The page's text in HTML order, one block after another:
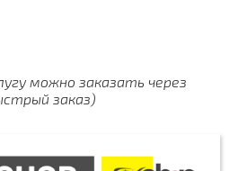
можно заказать через
заказ)